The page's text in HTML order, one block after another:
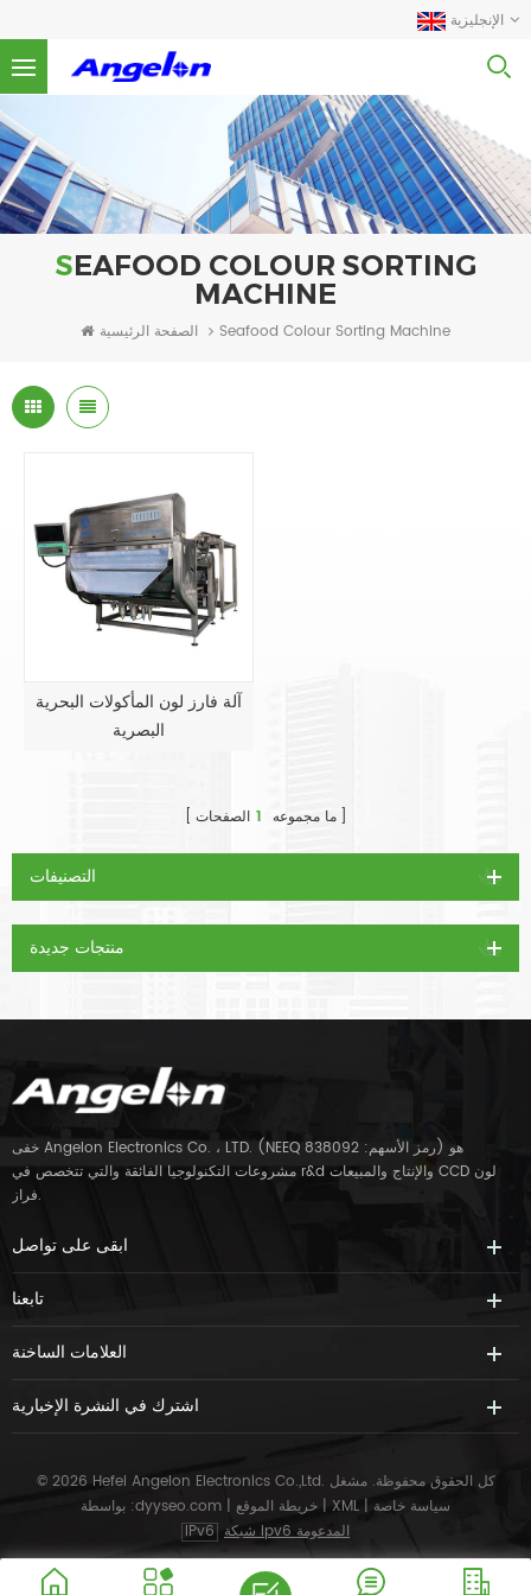
الإنجليزية
SEAFOOD COLOUR SORTING
MACHINE
الصفحة الرئيسية Seafood Colour Sorting Machine
آلة فارز لون المأكولات البحرية
البصرية
ما مجموعه 1 الصفحات
التصنيفات
منتجات جديدة
خفى Angelon Electronics Co. ، LTD. (NEEQ رمز الأسهم: 838092) هو
مشروعات التكنولوجيا الفائقة والتي تتخصص في r&d والإنتاج والمبيعات CCD لون
فراز.
ابقى على تواصل
تابعنا
العلامات الساخنة
اشترك في النشرة الإخبارية
© 2026 Hefei Angelon Electronics Co.,Ltd. كل الحقوق محفوظة.مشغل
بواسطة :dyyseo.com | خريطة الموقع | XML | سياسة خاصة
IPv6
شبكة ipv6 المدعومة